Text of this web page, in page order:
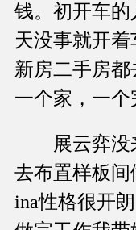
钱。初开车
天没事就开着
新房二手房
一个家，一个
展云弈没来
去布置样板间
ina性格很开